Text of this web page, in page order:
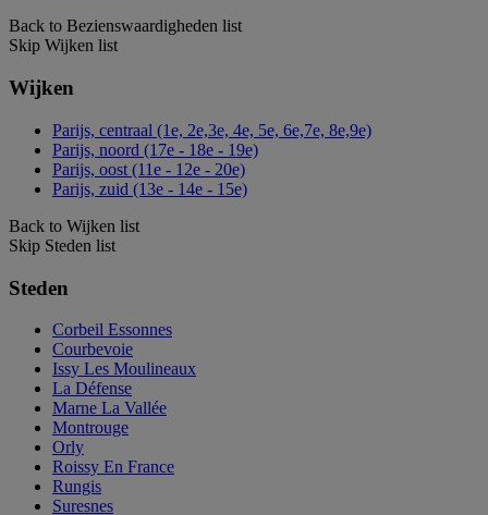
Back to Bezienswaardigheden list
Skip Wijken list
Wijken
Parijs, centraal (1e, 2e,3e, 4e, 5e, 6e,7e, 8e,9e)
Parijs, noord (17e - 18e - 19e)
Parijs, oost (11e - 12e - 20e)
Parijs, zuid (13e - 14e - 15e)
Back to Wijken list
Skip Steden list
Steden
Corbeil Essonnes
Courbevoie
Issy Les Moulineaux
La Défense
Marne La Vallée
Montrouge
Orly
Roissy En France
Rungis
Suresnes